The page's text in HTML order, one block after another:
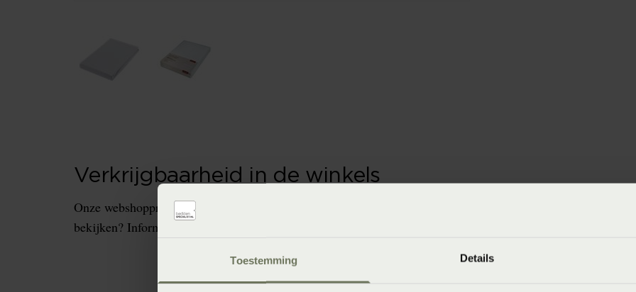
Toestemming Details
Verkrijgbaarheid in de winkels
Onze webshopproducten zijn niet altijd verkrijgbaar in de winkel. Wil je het product in de winkel
bekijken? Informeer dan eerst naar de beschikbaarheid.